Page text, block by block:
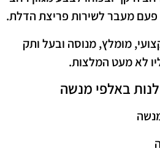
מעבר לשירות פריצת הדלת.
מומלץ, מנוסה ובעל ותק
לא מעט המלצות.
באלפי מנשה